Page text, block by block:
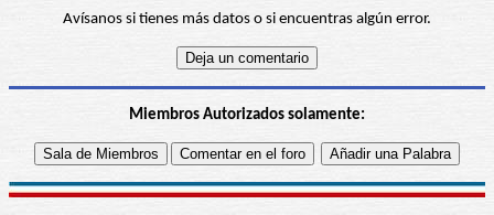
Avísanos si tienes más datos o si encuentras algún error.
Miembros Autorizados solamente: